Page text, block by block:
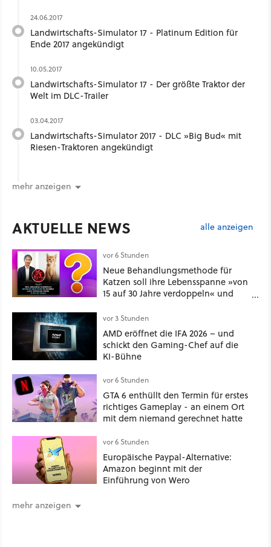
24.06.2017
Landwirtschafts-Simulator 17 - Platinum Edition für
Ende 2017 angekündigt
10.05.2017
Landwirtschafts-Simulator 17 - Der größte Traktor der
Welt im DLC-Trailer
03.04.2017
Landwirtschafts-Simulator 2017 - DLC »Big Bud« mit
Riesen-Traktoren angekündigt
mehr anzeigen
AKTUELLE NEWS alle anzeigen
vor 6 Stunden
Neue Behandlungsmethode für
Katzen soll ihre Lebensspanne »von
15 auf 30 Jahre verdoppeln« und
kritisch damit auseinander
vor 3 Stunden
AMD eröffnet die IFA 2026 – und
schickt den Gaming-Chef auf die
KI-Bühne
vor 6 Stunden
GTA 6 enthüllt den Termin für erstes
richtiges Gameplay - an einem Ort
mit dem niemand gerechnet hatte
vor 6 Stunden
Europäische Paypal-Alternative:
Amazon beginnt mit der
Einführung von Wero
mehr anzeigen